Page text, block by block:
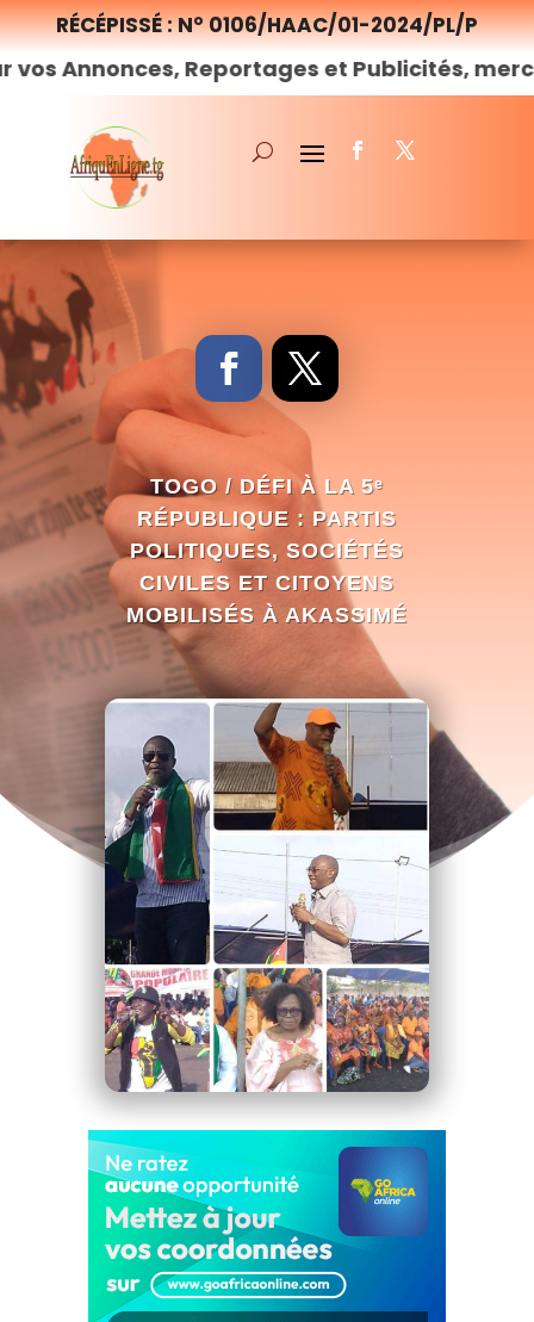
RÉCÉPISSÉ : N° 0106/HAAC/01-2024/PL/P
Reportages et Publicités, merci denous
TOGO / DÉFI À LA 5ᵉ
RÉPUBLIQUE : PARTIS
POLITIQUES, SOCIÉTÉS
CIVILES ET CITOYENS
MOBILISÉS À AKASSIMÉ